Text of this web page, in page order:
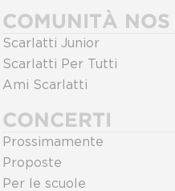
COMUNITÀ NOS
Scarlatti Junior
Scarlatti Per Tutti
Ami Scarlatti
CONCERTI
Prossimamente
Proposte
Per le scuole